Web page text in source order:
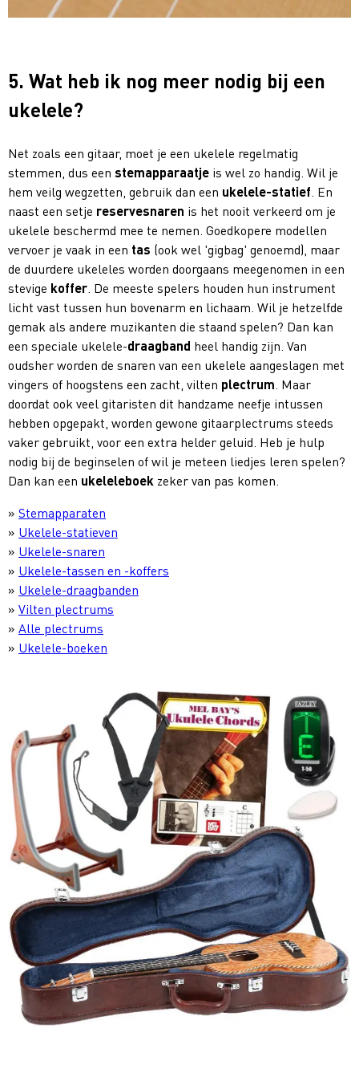
5. Wat heb ik nog meer nodig bij een
ukelele?
Net zoals een gitaar, moet je een ukelele regelmatig
stemmen, dus een stemapparaatje is wel zo handig. Wil je
hem veilg wegzetten, gebruik dan een ukelele-statief . En
naast een setje reservesnaren is het nooit verkeerd om je
ukelele beschermd mee te nemen. Goedkopere modellen
vervoer je vaak in een tas (ook wel 'gigbag' genoemd), maar
de duurdere ukeleles worden doorgaans meegenomen in een
stevige koffer . De meeste spelers houden hun instrument
licht vast tussen hun bovenarm en lichaam. Wil je hetzelfde
gemak als andere muzikanten die staand spelen? Dan kan
een speciale ukelele-draagband heel handig zijn. Van
oudsher worden de snaren van een ukelele aangeslagen met
vingers of hoogstens een zacht, vilten plectrum . Maar
doordat ook veel gitaristen dit handzame neefje intussen
hebben opgepakt, worden gewone gitaarplectrums steeds
vaker gebruikt, voor een extra helder geluid. Heb je hulp
nodig bij de beginselen of wil je meteen liedjes leren spelen?
Dan kan een ukeleleboek zeker van pas komen.
» Stemapparaten
» Ukelele-statieven
» Ukelele-snaren
» Ukelele-tassen en -koffers
» Ukelele-draagbanden
» Vilten plectrums
» Alle plectrums
» Ukelele-boeken